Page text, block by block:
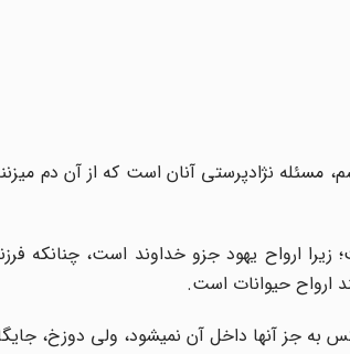
مسئله نژادپرستی آنان است که از آن دم
زیرا ارواح یهود جزو خداوند است، چنان‏که
ارواح حیوانات است.
آنها داخل آن نمی‏شود، ولی دوزخ،